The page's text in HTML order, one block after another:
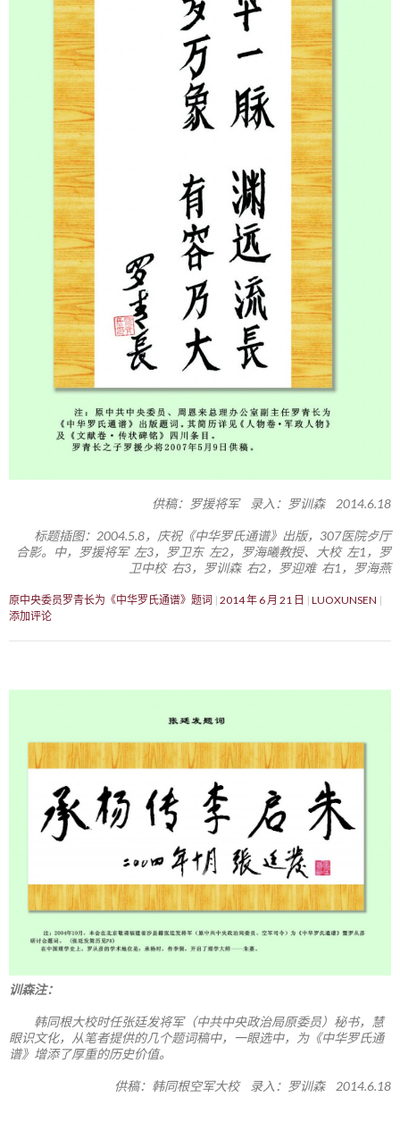
供稿：罗援将军 录入：罗训森 2014.6.18
标题插图：2004.5.8，庆祝《中华罗氏通谱》出版，307医院歺厅
合影。中，罗援将军 左3，罗卫东 左2，罗海曦教授、大校 左1，罗
卫中校 右3，罗训森 右2，罗迎难 右1，罗海燕
原中央委员罗青长为《中华罗氏通谱》题词 2014 年 6 月 21 日
LUOXUNSEN
添加评论
训森注：
韩同根大校时任张廷发将军（中共中央政治局原委员）秘书，慧
眼识文化，从笔者提供的几个题词稿中，一眼选中，为《中华罗氏通
谱》增添了厚重的历史价值。
供稿：韩同根空军大校 录入：罗训森 2014.6.18